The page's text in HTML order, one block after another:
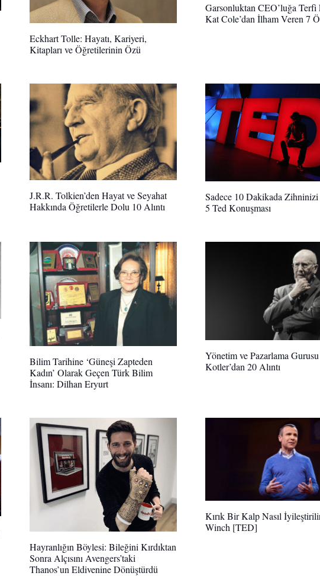
Eckhart Tolle: Hayatı, Kariyeri,
Kitapları ve Öğretilerinin Özü
Garsonluktan CEO’luğa Terfi
Kat Cole’dan İlham Veren 7
J.R.R. Tolkien’den Hayat ve Seyahat
Hakkında Öğretilerle Dolu 10 Alıntı
Sadece 10 Dakikada
5 Ted Konuşması
Bilim Tarihine ‘Güneşi Zapteden
Kadın’ Olarak Geçen Türk Bilim
İnsanı: Dilhan Eryurt
Yönetim ve Pazarlama
Kotler’dan 20 Alıntı
Hayranlığın Böylesi: Bileğini Kırdıktan
Sonra Alçısını Avengers’taki
Thanos’un Eldivenine Dönüştürdü
Kırık Bir Kalp Nasıl
Winch [TED]